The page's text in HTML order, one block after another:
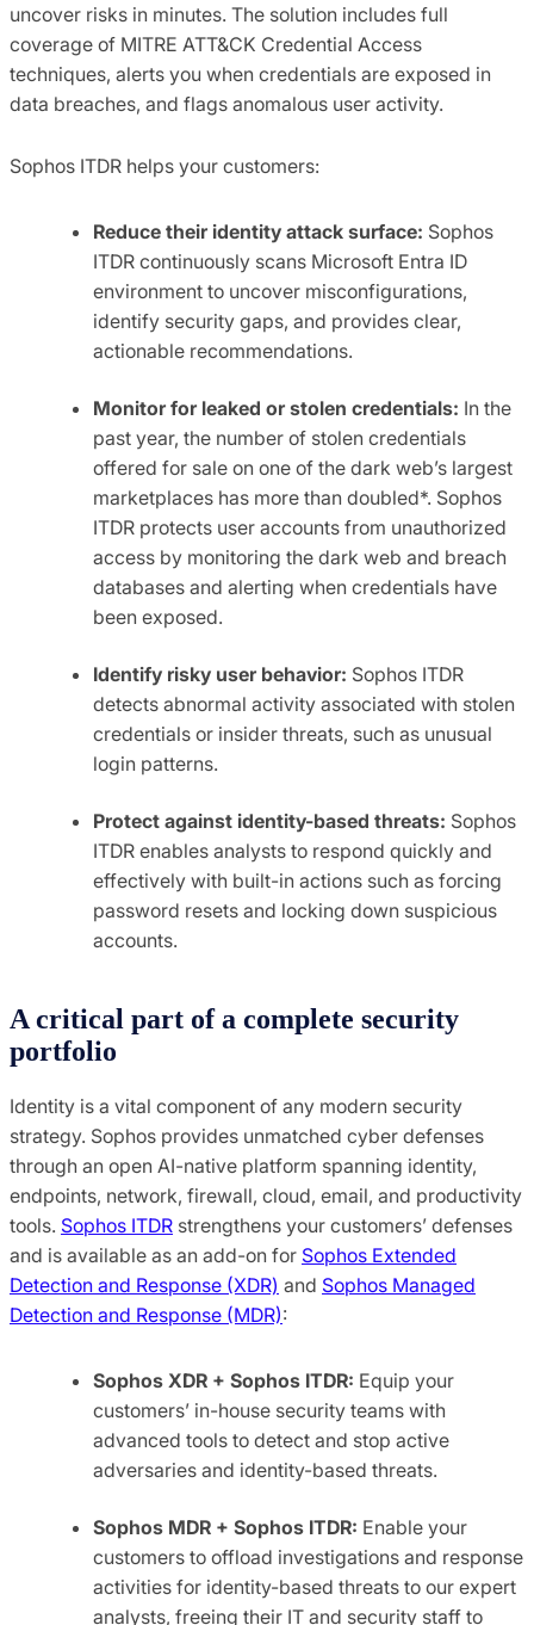
uncover risks in minutes. The solution includes full
coverage of MITRE ATT&CK Credential Access
techniques, alerts you when credentials are exposed in
data breaches, and flags anomalous user activity.
Sophos ITDR helps your customers:
Reduce their identity attack surface: Sophos
ITDR continuously scans Microsoft Entra ID
environment to uncover misconfigurations,
identify security gaps, and provides clear,
actionable recommendations.
Monitor for leaked or stolen credentials: In the
past year, the number of stolen credentials
offered for sale on one of the dark web’s largest
marketplaces has more than doubled*. Sophos
ITDR protects user accounts from unauthorized
access by monitoring the dark web and breach
databases and alerting when credentials have
been exposed.
Identify risky user behavior: Sophos ITDR
detects abnormal activity associated with stolen
credentials or insider threats, such as unusual
login patterns.
Protect against identity-based threats: Sophos
ITDR enables analysts to respond quickly and
effectively with built-in actions such as forcing
password resets and locking down suspicious
accounts.
A critical part of a complete security
portfolio
Identity is a vital component of any modern security
strategy. Sophos provides unmatched cyber defenses
through an open AI-native platform spanning identity,
endpoints, network, firewall, cloud, email, and productivity
tools. Sophos ITDR strengthens your customers’ defenses
and is available as an add-on for Sophos Extended
Detection and Response (XDR) and Sophos Managed
Detection and Response (MDR):
Sophos XDR + Sophos ITDR: Equip your
customers’ in-house security teams with
advanced tools to detect and stop active
adversaries and identity-based threats.
Sophos MDR + Sophos ITDR: Enable your
customers to offload investigations and response
activities for identity-based threats to our expert
analysts, freeing their IT and security staff to